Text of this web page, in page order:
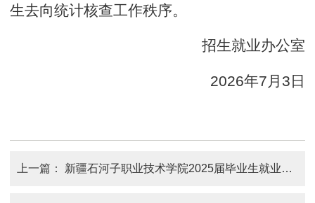
生去向统计核查工作秩序。
招生就业办公室
2026年7月 3 日
上一篇： 新疆石河子职业技术学院2025届毕业生就业质量年度报告